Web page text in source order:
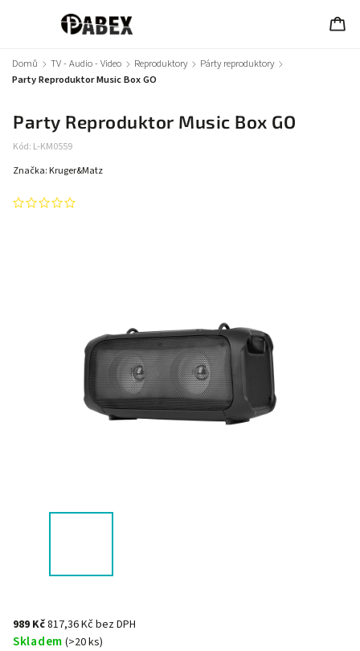
Domů / TV - Audio - Video / Reproduktory / Párty reproduktory /
Party Reproduktor Music Box GO
Party Reproduktor Music Box GO
Kód: L-KM0559
Značka: Kruger&Matz
989 Kč817,36 Kč bez DPH
Skladem (>20 ks)